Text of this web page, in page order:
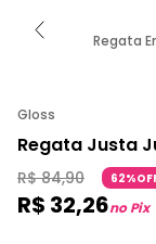
Regata
Gloss
Regata Justa
R$ 84,90
R$ 32,26no Pix